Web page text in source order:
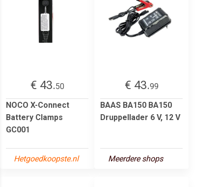
€ 43.50
NOCO X-Connect
Battery Clamps
GC001
Hetgoedkoopste.nl
€ 43.99
BAAS BA150 BA150
Druppellader 6 V, 12 V
Meerdere shops